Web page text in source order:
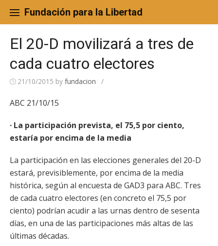
content
Fundación para la Libertad
El 20-D movilizará a tres de
cada cuatro electores
21/10/2015 by fundacion /
ABC 21/10/15
· La participación prevista, el 75,5 por ciento,
estaría por encima de la media
La participación en las elecciones generales del 20-D
estará, previsiblemente, por encima de la media
histórica, según al encuesta de GAD3 para ABC. Tres
de cada cuatro electores (en concreto el 75,5 por
ciento) podrían acudir a las urnas dentro de sesenta
días, en una de las participaciones más altas de las
últimas décadas.